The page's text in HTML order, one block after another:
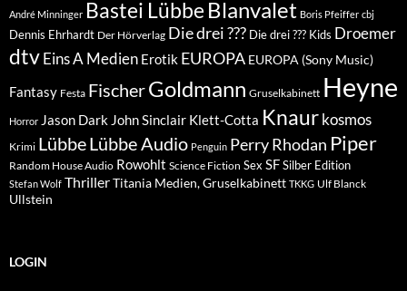
André Minninger Bastei Lübbe Blanvalet Boris Pfeiffer cbj
Dennis Ehrhardt Der Hörverlag Die drei ??? Die drei ??? Kids Droemer
dtvEins A Medien Erotik EUROPA EUROPA (Sony Music)
Fantasy Festa FischerGoldmann Gruselkabinett Heyne
Horror Jason Dark John Sinclair Klett-Cotta Knaur kosmos
Krimi LübbeLübbe Audio Penguin Perry Rhodan Piper
Random House Audio Rowohlt Science Fiction Sex SFSilber Edition
Stefan Wolf ThrillerTitania Medien, Gruselkabinett TKKG Ulf Blanck
Ullstein
LOGIN